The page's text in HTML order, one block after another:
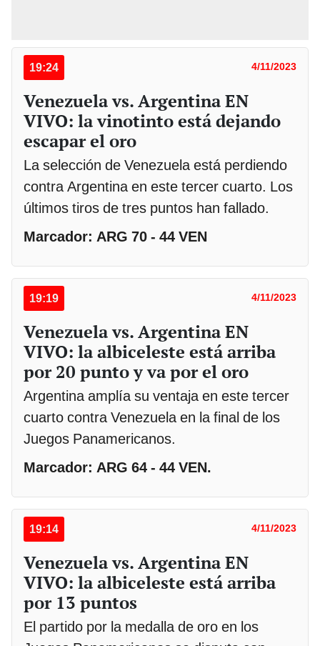
19:24 4/11/2023
Venezuela vs. Argentina EN
VIVO: la vinotinto está dejando
escapar el oro
La selección de Venezuela está perdiendo
contra Argentina en este tercer cuarto. Los
últimos tiros de tres puntos han fallado.
Marcador: ARG 70 - 44 VEN
19:19 4/11/2023
Venezuela vs. Argentina EN
VIVO: la albiceleste está arriba
por 20 punto y va por el oro
Argentina amplía su ventaja en este tercer
cuarto contra Venezuela en la final de los
Juegos Panamericanos.
Marcador: ARG 64 - 44 VEN.
19:14 4/11/2023
Venezuela vs. Argentina EN
VIVO: la albiceleste está arriba
por 13 puntos
El partido por la medalla de oro en los